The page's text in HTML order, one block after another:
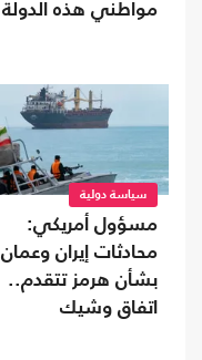
مواطني هذه الدولة
سياسة دولية
مسؤول أمريكي:
محادثات إيران وعمان
بشأن هرمز تتقدم..
اتفاق وشيك